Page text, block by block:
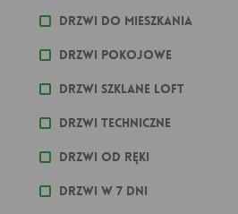
Drzwi do mieszkania
Drzwi pokojowe
Drzwi szklane loft
Drzwi techniczne
Drzwi od ręki
Drzwi w 7 dni